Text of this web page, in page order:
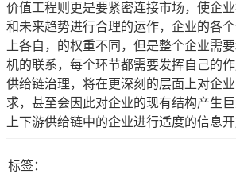
价值工程则更是要紧密连接市场，使企
和未来趋势进行合理的运作，企业的各
上各自，的权重不同，但是整个企业需
机的联系，每个环节都需要发挥自己的作
供给链治理，将在更深刻的层面上对企
求，甚至会因此对企业的现有结构产生
上下游供给链中的企业进行适度的信息开
标签：